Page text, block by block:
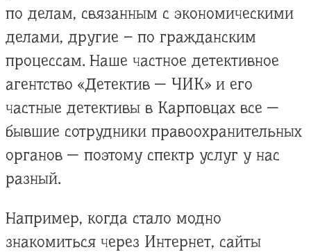
по делам, связанным с экономическими
делами, другие – по гражданским
процессам. Наше частное детективное
агентство «Детектив — ЧИК» и его
частные детективы в Карповцах все —
бывшие сотрудники правоохранительных
органов — поэтому спектр услуг у нас
разный.
Например, когда стало модно
знакомиться через Интернет, сайты